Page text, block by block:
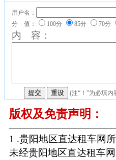
用户名：
分 值：
100分 85分 70分
内 容：
(注“ ！ ”为必填内
版权及免责声明：
1 .贵阳地区直达租车网
未经贵阳地区直达租车